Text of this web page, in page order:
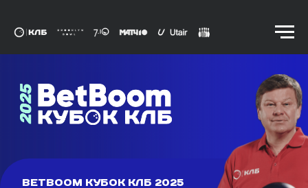
Программа масла (Основная)